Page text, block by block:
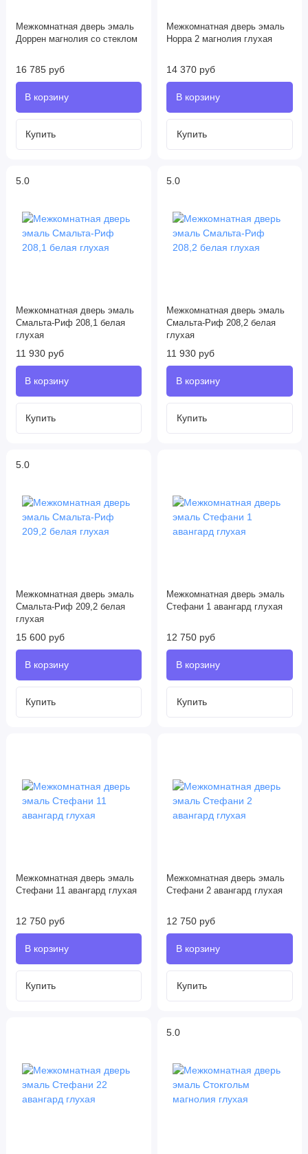
Межкомнатная дверь эмаль
Доррен магнолия со стеклом
16 785 руб
Межкомнатная дверь эмаль
Норра 2 магнолия глухая
14 370 руб
5.0
Межкомнатная дверь эмаль
Смальта-Риф 208,1 белая
глухая
11 930 руб
5.0
Межкомнатная дверь эмаль
Смальта-Риф 208,2 белая
глухая
11 930 руб
5.0
Межкомнатная дверь эмаль
Смальта-Риф 209,2 белая
глухая
15 600 руб
Межкомнатная дверь эмаль
Стефани 1 авангард глухая
12 750 руб
Межкомнатная дверь эмаль
Стефани 11 авангард глухая
12 750 руб
Межкомнатная дверь эмаль
Стефани 2 авангард глухая
12 750 руб
5.0